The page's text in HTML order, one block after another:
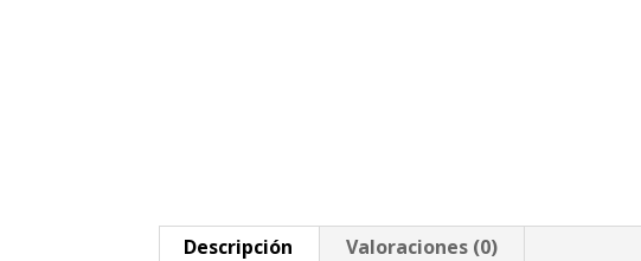
Descripción Valoraciones (0)